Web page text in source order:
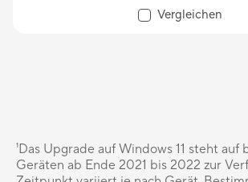
Vergleichen
¹Das Upgrade auf Windows 11 steht auf
Geräten ab Ende 2021 bis 2022 zur